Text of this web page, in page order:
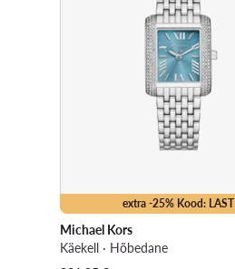
extra -25% Kood: LAST
Michael Kors
Käekell · Hõbedane